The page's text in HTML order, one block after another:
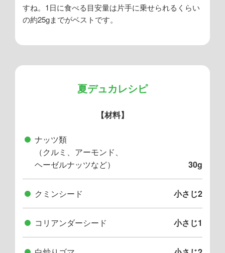
すね。1日に食べる目安量は片手に乗せられるくらい
の約25gまでがベストです。
夏デュカレシピ
【材料】
ナッツ類
（クルミ、アーモンド、
ヘーゼルナッツなど）
30g
クミンシード 小さじ2
コリアンダーシード 小さじ1